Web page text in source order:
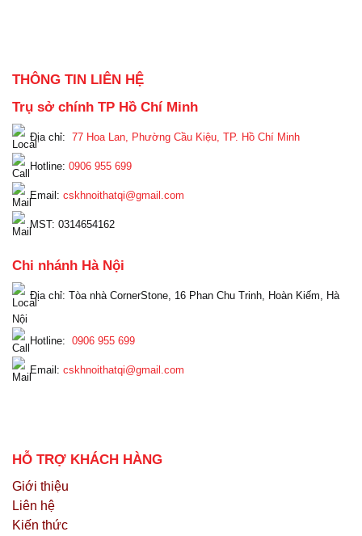
THÔNG TIN LIÊN HỆ
Trụ sở chính TP Hồ Chí Minh
Địa chỉ: 77 Hoa Lan, Phường Cầu Kiệu, TP. Hồ Chí Minh
Hotline: 0906 955 699
Email: cskhnoithatqi@gmail.com
MST: 0314654162
Chi nhánh Hà Nội
Địa chỉ: Tòa nhà CornerStone, 16 Phan Chu Trinh, Hoàn Kiếm, Hà
Nội
Hotline: 0906 955 699
Email: cskhnoithatqi@gmail.com
HỖ TRỢ KHÁCH HÀNG
Giới thiệu
Liên hệ
Kiến thức